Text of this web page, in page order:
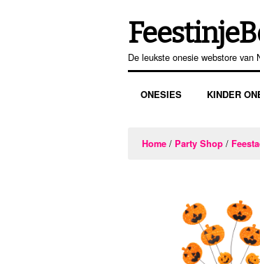
Ga
door
naar
Ga
direct
naar
inhoud
De leukste onesie webstore van
ONESIES KINDER
Home / Party Shop /